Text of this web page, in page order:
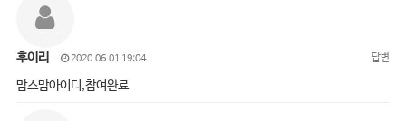
후이리 2020.06.01 19:04 답변
맘스맘아이디,참여완료